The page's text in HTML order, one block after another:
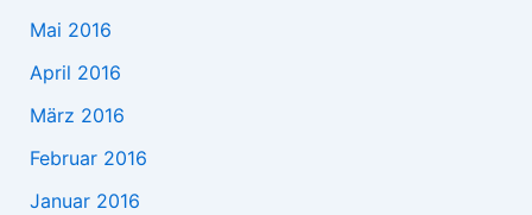
Mai 2016
April 2016
März 2016
Februar 2016
Januar 2016